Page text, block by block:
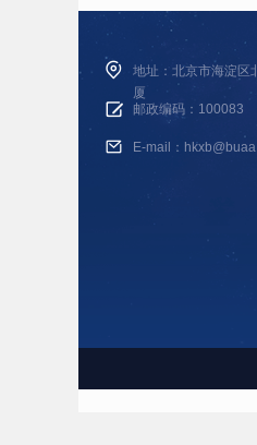
地址：北京市海淀区
厦
邮政编码：100083
E-mail：